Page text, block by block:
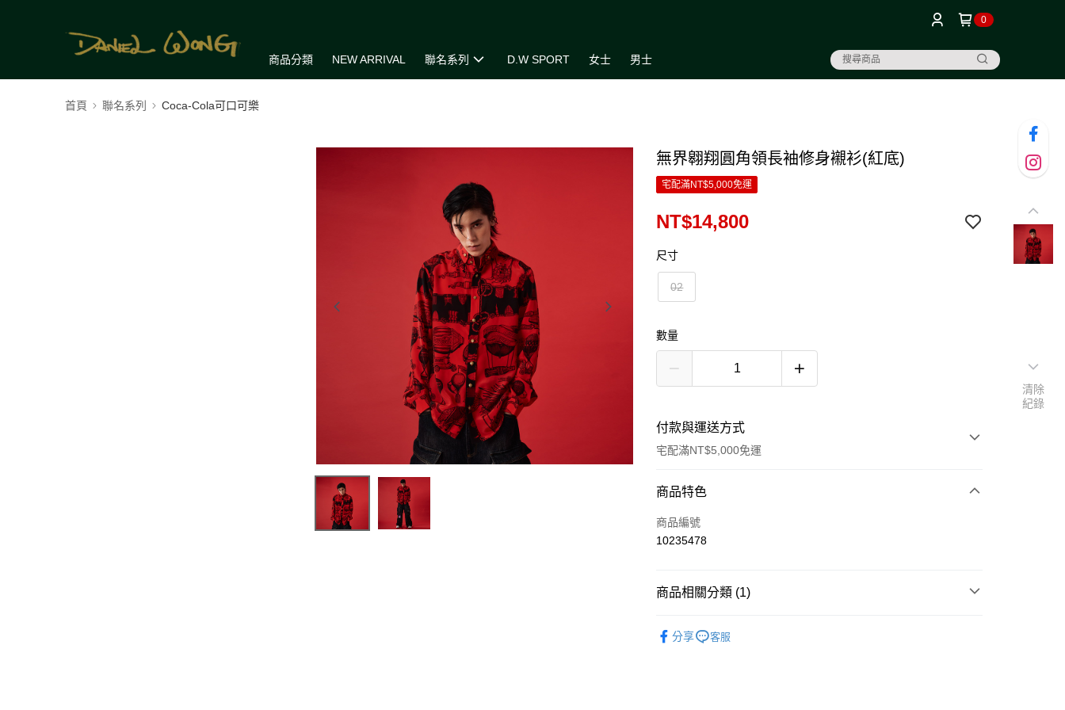
0
商品分類 NEW ARRIVAL 聯名系列 D.W SPORT 女士 男士
首頁 聯名系列 Coca-Cola可口可樂
無界翱翔圓角領長袖修身襯衫(紅底)
宅配滿NT$5,000免運
NT$14,800
尺寸
02
數量
付款與運送方式
宅配滿NT$5,000免運
付款方式
信用卡一次付款
商品特色
商品編號
10235478
商品相關分類 (1)
分享
客服
清除
紀錄